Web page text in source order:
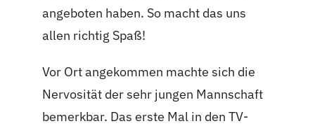
angeboten haben. So macht das uns
allen richtig Spaß!
Vor Ort angekommen machte sich die
Nervosität der sehr jungen Mannschaft
bemerkbar. Das erste Mal in den TV-